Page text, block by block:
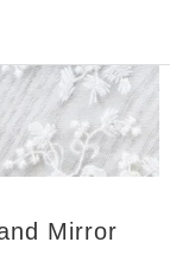
Mirror